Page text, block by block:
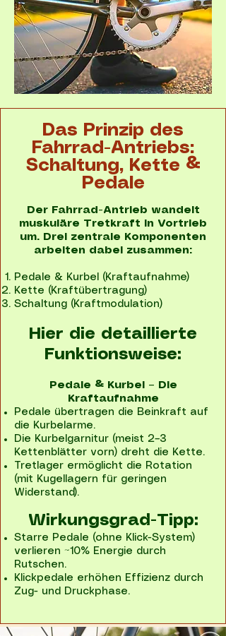
Das Prinzip des
Fahrrad-Antriebs:
Schaltung, Kette &
Pedale
Der Fahrrad-Antrieb wandelt
muskuläre Tretkraft in Vortrieb
um. Drei zentrale Komponenten
arbeiten dabei zusammen:
Pedale & Kurbel (Kraftaufnahme)
Kette (Kraftübertragung)
Schaltung (Kraftmodulation)
Hier die detaillierte
Funktionsweise:
Pedale & Kurbel – Die
Kraftaufnahme
Pedale übertragen die Beinkraft auf
die Kurbelarme.
Die Kurbelgarnitur (meist 2–3
Kettenblätter vorn) dreht die Kette.
Tretlager ermöglicht die Rotation
(mit Kugellagern für geringen
Widerstand).
Wirkungsgrad-Tipp:
Starre Pedale (ohne Klick-System)
verlieren ~10% Energie durch
Rutschen.
Klickpedale erhöhen Effizienz durch
Zug- und Druckphase.